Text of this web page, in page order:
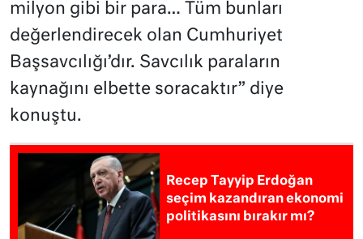
milyon gibi bir para… Tüm bunları
değerlendirecek olan Cumhuriyet
Başsavcılığı’dır. Savcılık paraların
kaynağını elbette soracaktır” diye
konuştu.
Recep Tayyip Erdoğan
seçim kazandıran ekonomi
politikasını bırakır mı?